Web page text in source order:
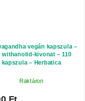
vegán kapszula –
withanolid-kivonat – 110
kapszula – Herbatica
Raktáron